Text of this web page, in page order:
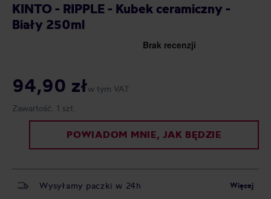
KINTO - RIPPLE - Kubek ceramiczny -
Biały 250ml
94,90 złw tym VAT
Zawartość: 1 szt.
POWIADOM MNIE, JAK BĘDZIE
Wysyłamy paczki w 24h Więcej